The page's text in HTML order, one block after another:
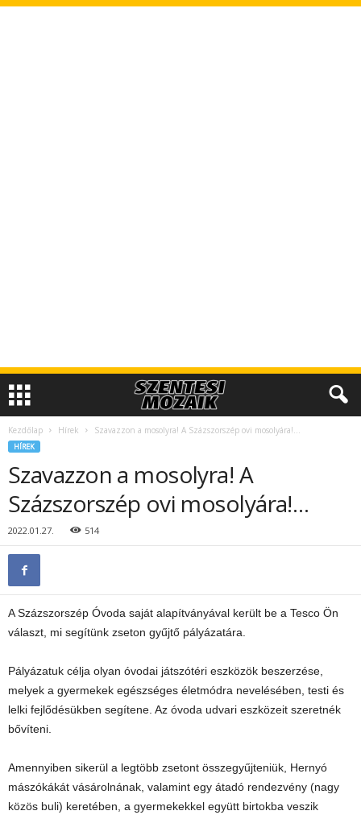
Kezdőlap Hírek Szavazzon a mosolyra! A Százszorszép ovi mosolyára!…
HÍREK
Szavazzon a mosolyra! A
Százszorszép ovi mosolyára!…
2022.01.27. 514
A Százszorszép Óvoda saját alapítványával került be a Tesco Ön
választ, mi segítünk zseton gyűjtő pályázatára.
Pályázatuk célja olyan óvodai játszótéri eszközök beszerzése,
melyek a gyermekek egészséges életmódra nevelésében, testi és
lelki fejlődésükben segítene. Az óvoda udvari eszközeit szeretnék
bővíteni.
Amennyiben sikerül a legtöbb zsetont összegyűjteniük, Hernyó
mászókákát vásárolnának, valamint egy átadó rendezvény (nagy
közös buli) keretében, a gyermekekkel együtt birtokba veszik